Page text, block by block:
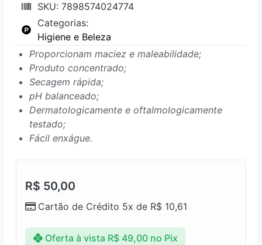
SKU: 7898574024774
Categorias:
Higiene e Beleza
Proporcionam maciez e maleabilidade;
Produto concentrado;
Secagem rápida;
pH balanceado;
Dermatologicamente e oftalmologicamente
testado;
Fácil enxágue.
R$ 50,00
Cartão de Crédito 5x de R$ 10,61
Oferta à vista R$49,00 no Pix